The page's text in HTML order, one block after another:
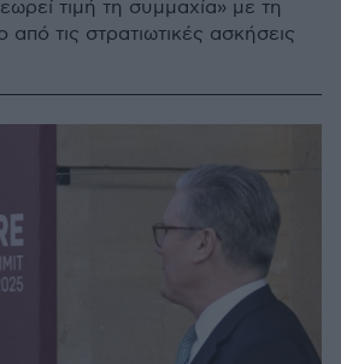
τιμή τη συμμαχία» με τη
από τις στρατιωτικές ασκήσεις